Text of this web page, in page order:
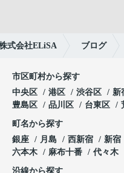
式会社ELiSA ブログ
市区町村から探す
中央区
港区 渋谷区 新
豊島区
品川区 台東区
町名から探す
銀座
月島 西新宿 新宿
六本木
麻布十番 代々木
沿線から探す